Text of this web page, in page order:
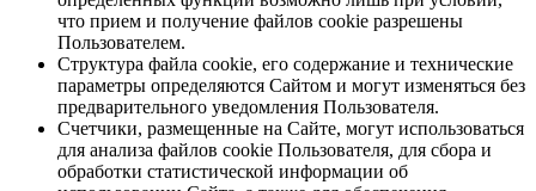
что прием и получение файлов cookie разрешены
Пользователем.
Структура файла cookie, его содержание и технические
параметры определяются Сайтом и могут изменяться без
предварительного уведомления Пользователя.
Счетчики, размещенные на Сайте, могут использоваться
для анализа файлов cookie Пользователя, для сбора и
обработки статистической информации об